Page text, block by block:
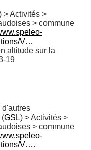
> Activités >
> commune
V…
altitude sur la
19
d'autres
(GSL) > Activités >
> commune
V….